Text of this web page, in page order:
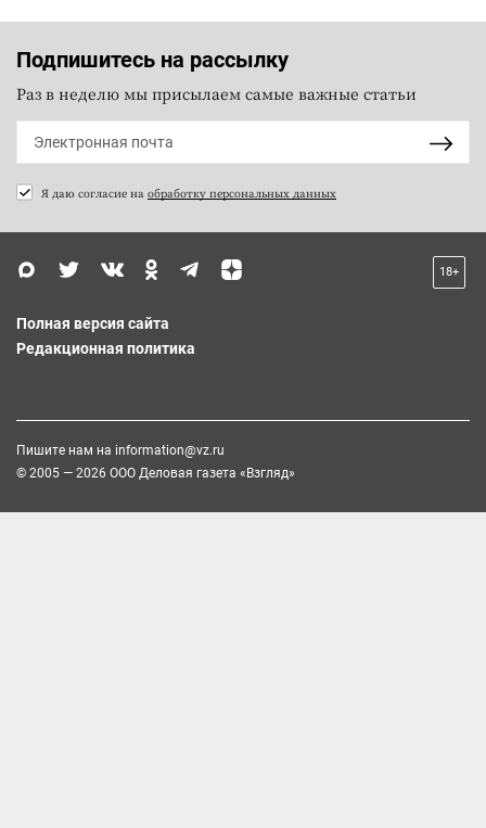
Подпишитесь на рассылку
Раз в неделю мы присылаем самые важные статьи
Я даю согласие на обработку персональных данных
18+
Полная версия сайта
Редакционная политика
Пишите нам на information@vz.ru
© 2005 — 2026 ООО Деловая газета «Взгляд»